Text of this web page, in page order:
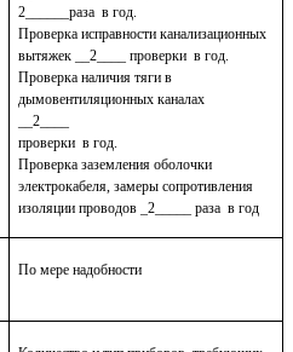
2______раза в год.
Проверка исправности канализационных
вытяжек __2____ проверки в год.
Проверка наличия тяги в
дымовентиляционных каналах
__2____
проверки в год.
Проверка заземления оболочки
электрокабеля, замеры сопротивления
изоляции проводов _2_____ раза в год
По мере надобности